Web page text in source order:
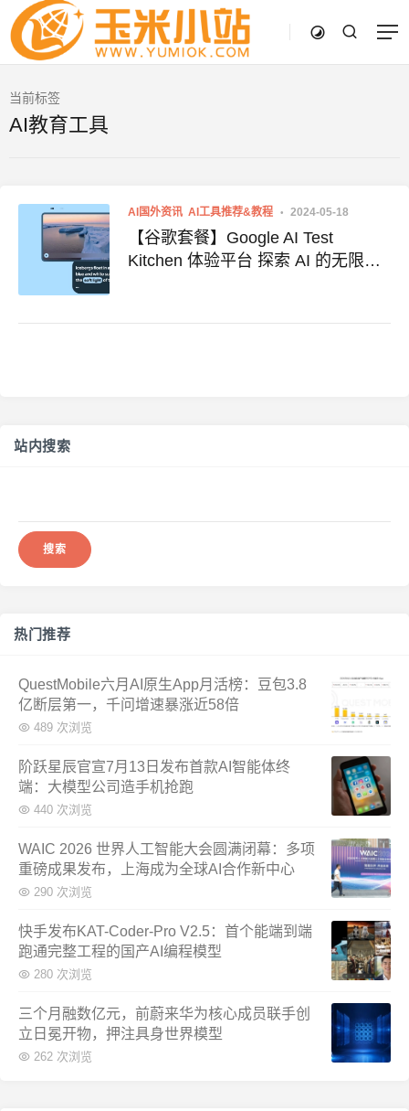
当前标签
AI教育工具
AI国外资讯 AI工具推荐&教程 2024-05-18
【谷歌套餐】Google AI Test
Kitchen 体验平台 探索 AI 的无限可
站内搜索
热门推荐
QuestMobile六月AI原生App月活榜：豆包3.8
亿断层第一，千问增速暴涨近58倍
489 次浏览
阶跃星辰官宣7月13日发布首款AI智能体终
端：大模型公司造手机抢跑
440 次浏览
WAIC 2026 世界人工智能大会圆满闭幕：多项
重磅成果发布，上海成为全球AI合作新中心
290 次浏览
快手发布KAT-Coder-Pro V2.5：首个能端到端
跑通完整工程的国产AI编程模型
280 次浏览
三个月融数亿元，前蔚来华为核心成员联手创
立日冕开物，押注具身世界模型
262 次浏览